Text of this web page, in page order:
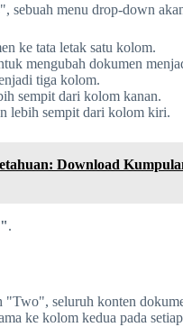
sebuah menu drop-down
ke tata letak satu kolom.
mengubah dokumen
tiga kolom.
sempit dari kolom kanan.
lebih sempit dari kolom kiri.
Download
.
"Two", seluruh konten
ke kolom kedua pada